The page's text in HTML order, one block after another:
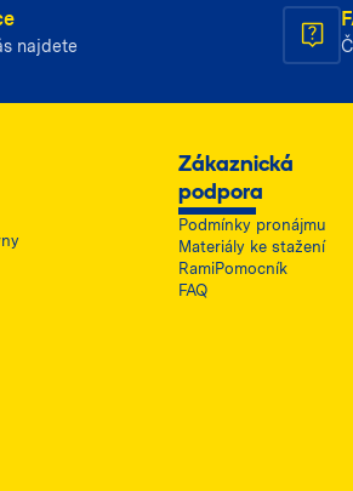
najdete
Zákaznická
podpora
Podmínky pronájmu
Materiály ke stažení
RamiPomocník
FAQ